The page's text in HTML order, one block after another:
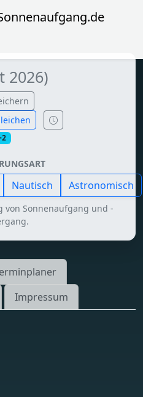
2026)
Nautisch Astronomisch
Sonnenaufgang und -
Impressum